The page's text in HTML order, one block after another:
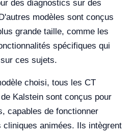
des diagnostics sur des
modèles sont conçus
grande taille, comme les
spécifiques qui
ces sujets.
choisi, tous les CT
Kalstein sont conçus pour
capables de fonctionner
cliniques animées. Ils intègrent